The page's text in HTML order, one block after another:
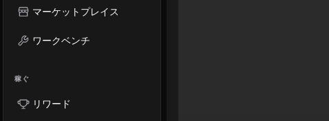
マーケットプレイス
ワークベンチ
稼ぐ
リワード